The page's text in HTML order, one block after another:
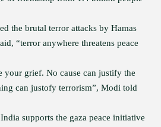
the brutal terror attacks by Hamas
“terror anywhere threatens peace
your grief. No cause can justify the
can justofy terrorism”, Modi told
supports the gaza peace initiative